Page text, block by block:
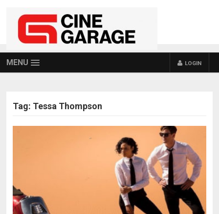
MENU LOGIN
Tag: Tessa Thompson